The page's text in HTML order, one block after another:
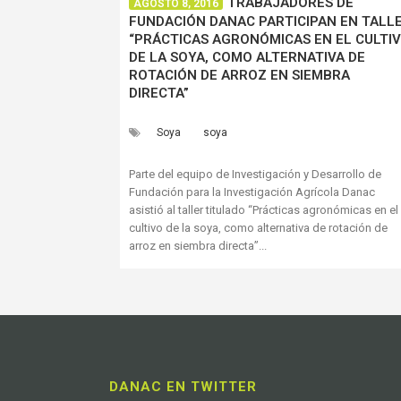
AGOSTO 8, 2016
FUNDACIÓN DANAC PARTICIPAN EN
“PRÁCTICAS AGRONÓMICAS EN EL
DE LA SOYA, COMO ALTERNATIVA DE
ROTACIÓN DE ARROZ EN SIEMBRA
DIRECTA”
Soya soya
Parte del equipo de Investigación y Desarrollo de
Fundación para la Investigación Agrícola Danac
asistió al taller titulado “Prácticas agronómicas en el
cultivo de la soya, como alternativa de rotación de
arroz en siembra directa”...
DANAC EN TWITTER